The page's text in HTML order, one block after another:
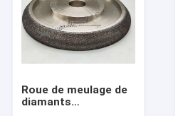
Roue de meulage de
diamants